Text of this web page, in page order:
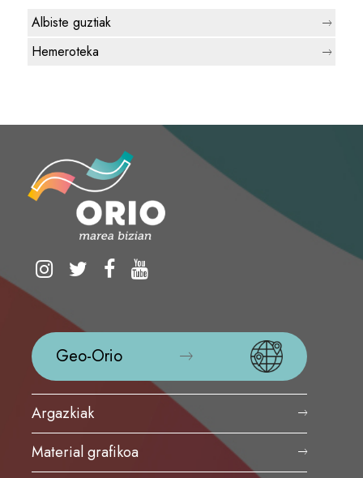
Albiste guztiak
Hemeroteka
Geo-Orio
Argazkiak
Material grafikoa